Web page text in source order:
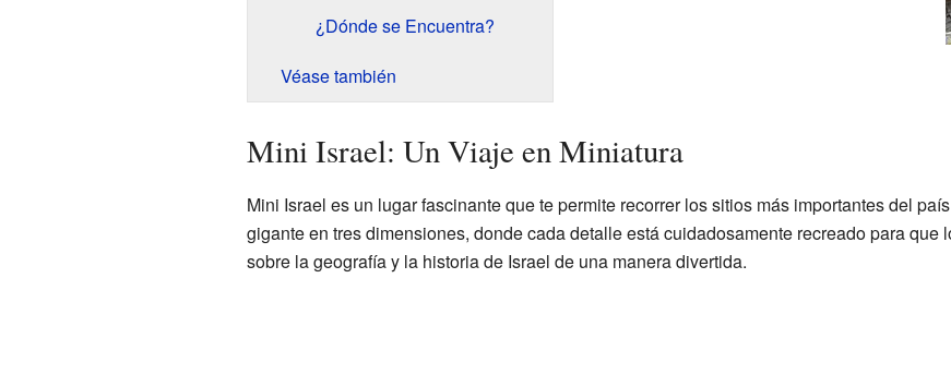
¿Dónde se Encuentra?
Véase también
Mini Israel: Un Viaje en Miniatura
Mini Israel es un lugar fascinante que te permite recorrer los sitios más importantes del
gigante en tres dimensiones, donde cada detalle está cuidadosamente recreado para que
sobre la geografía y la historia de Israel de una manera divertida.